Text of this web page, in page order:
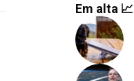
Em alta 📈